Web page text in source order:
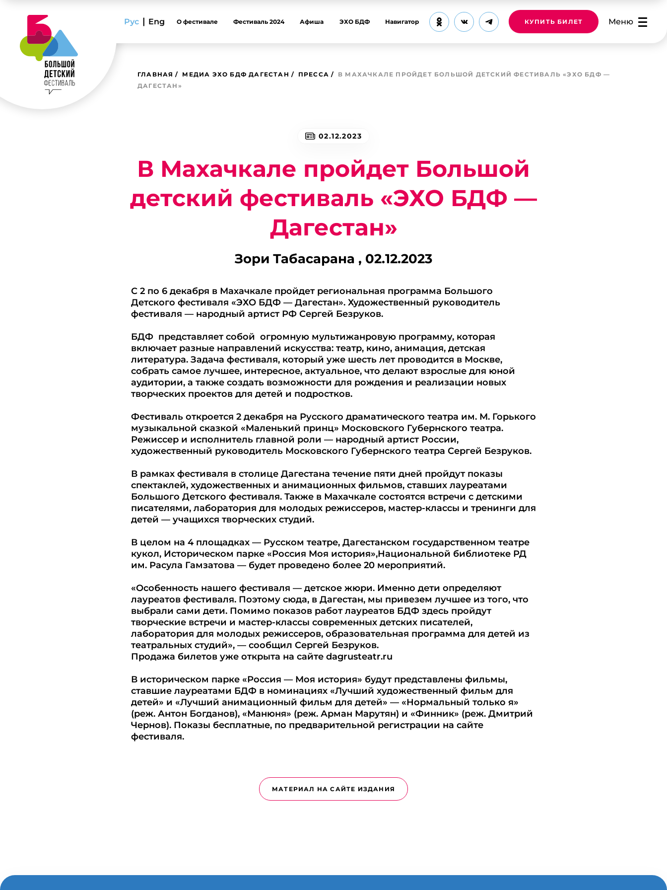
Рус | Eng О фестивале Фестиваль 2024 Афиша ЭХО БДФ Навигатор КУПИТЬ БИЛЕТ Меню
ГЛАВНАЯ МЕДИА ЭХО БДФ ДАГЕСТАН ПРЕССА
В МАХАЧКАЛЕ ПРОЙДЕТ БОЛЬШОЙ ДЕТСКИЙ ФЕСТИВАЛЬ «ЭХО БДФ —
ДАГЕСТАН»
02.12.2023
В Махачкале пройдет Большой
детский фестиваль «ЭХО БДФ —
Дагестан»
Зори Табасарана , 02.12.2023
С 2 по 6 декабря в Махачкале пройдет региональная программа Большого
Детского фестиваля «ЭХО БДФ — Дагестан». Художественный руководитель
фестиваля — народный артист РФ Сергей Безруков.
БДФ представляет собой огромную мультижанровую программу, которая
включает разные направлений искусства: театр, кино, анимация, детская
литература. Задача фестиваля, который уже шесть лет проводится в Москве,
собрать самое лучшее, интересное, актуальное, что делают взрослые для юной
аудитории, а также создать возможности для рождения и реализации новых
творческих проектов для детей и подростков.
Фестиваль откроется 2 декабря на Русского драматического театра им. М. Горького
музыкальной сказкой «Маленький принц» Московского Губернского театра.
Режиссер и исполнитель главной роли — народный артист России,
художественный руководитель Московского Губернского театра Сергей Безруков.
В рамках фестиваля в столице Дагестана течение пяти дней пройдут показы
спектаклей, художественных и анимационных фильмов, ставших лауреатами
Большого Детского фестиваля. Также в Махачкале состоятся встречи с детскими
писателями, лаборатория для молодых режиссеров, мастер-классы и тренинги для
детей — учащихся творческих студий.
В целом на 4 площадках — Русском театре, Дагестанском государственном театре
кукол, Историческом парке «Россия Моя история»,Национальной библиотеке РД
им. Расула Гамзатова — будет проведено более 20 мероприятий.
«Особенность нашего фестиваля — детское жюри. Именно дети определяют
лауреатов фестиваля. Поэтому сюда, в Дагестан, мы привезем лучшее из того, что
выбрали сами дети. Помимо показов работ лауреатов БДФ здесь пройдут
творческие встречи и мастер-классы современных детских писателей,
лаборатория для молодых режиссеров, образовательная программа для детей из
театральных студий», — сообщил Сергей Безруков.
Продажа билетов уже открыта на сайте dagrusteatr.ru
В историческом парке «Россия — Моя история» будут представлены фильмы,
ставшие лауреатами БДФ в номинациях «Лучший художественный фильм для
детей» и «Лучший анимационный фильм для детей» — «Нормальный только я»
(реж. Антон Богданов), «Манюня» (реж. Арман Марутян) и «Финник» (реж. Дмитрий
Чернов). Показы бесплатные, по предварительной регистрации на сайте
фестиваля.
МАТЕРИАЛ НА САЙТЕ ИЗДАНИЯ